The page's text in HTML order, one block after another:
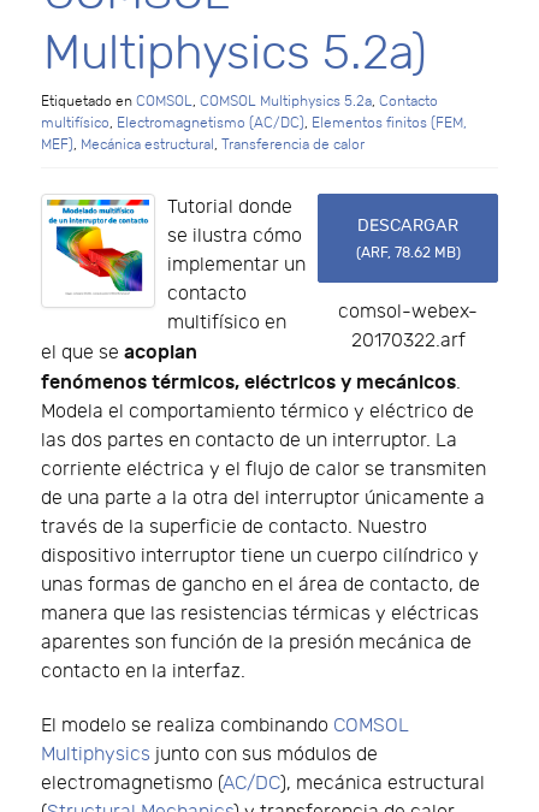
Multiphysics 5.2a)
Etiquetado en COMSOL, COMSOL Multiphysics 5.2a, Contacto
multifísico, Electromagnetismo (AC/DC), Elementos finitos (FEM,
MEF), Mecánica estructural , Transferencia de calor
DESCARGAR
(ARF, 78.62 MB)
comsol-webex-
20170322.arf
Tutorial donde
se ilustra cómo
implementar un
contacto
multifísico en
el que se acoplan
fenómenos térmicos, eléctricos y mecánicos.
Modela el comportamiento térmico y eléctrico de
las dos partes en contacto de un interruptor. La
corriente eléctrica y el flujo de calor se transmiten
de una parte a la otra del interruptor únicamente a
través de la superficie de contacto. Nuestro
dispositivo interruptor tiene un cuerpo cilíndrico y
unas formas de gancho en el área de contacto, de
manera que las resistencias térmicas y eléctricas
aparentes son función de la presión mecánica de
contacto en la interfaz.
El modelo se realiza combinando COMSOL
Multiphysics junto con sus módulos de
electromagnetismo (AC/DC), mecánica estructural